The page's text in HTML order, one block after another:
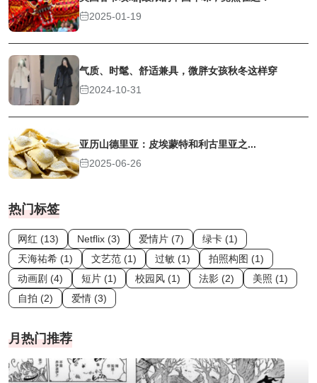
2025-01-19
气质、时髦、舒适兼具，微胖女孩秋冬这样穿
2024-10-31
亚历山德里亚：皮埃蒙特和利古里亚之...
2025-06-26
热门标签
网红 (13) Netflix (3) 爱情片 (7)
绿卡 (1)
天海祐希 (1)
文艺范 (1) 过敏 (1)
拍照构图 (1)
动画剧 (4)
短片 (1) 校园风 (1) 法影 (2)
美照 (1)
自拍 (2)
爱情 (3)
月热门推荐